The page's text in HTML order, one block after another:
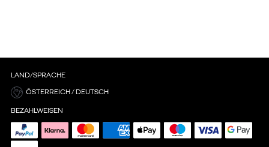
LAND/SPRACHE
ÖSTERREICH / DEUTSCH
BEZAHLWEISEN